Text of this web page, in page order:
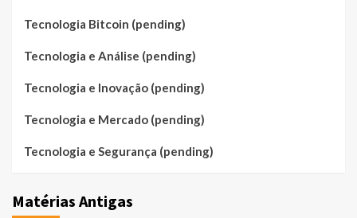
Tecnologia Bitcoin (pending)
Tecnologia e Análise (pending)
Tecnologia e Inovação (pending)
Tecnologia e Mercado (pending)
Tecnologia e Segurança (pending)
Matérias Antigas